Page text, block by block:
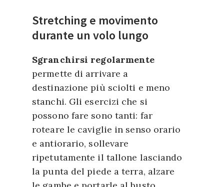
Stretching e movimento
durante un volo lungo
Sgranchirsi regolarmente
permette di arrivare a
destinazione più sciolti e meno
stanchi. Gli esercizi che si
possono fare sono tanti: far
roteare le caviglie in senso orario
e antiorario, sollevare
ripetutamente il tallone lasciando
la punta del piede a terra, alzare